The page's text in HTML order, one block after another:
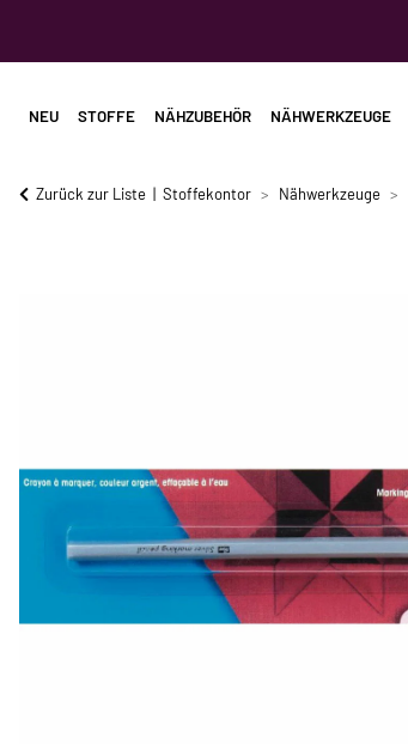
NEU STOFFE NÄHZUBEHÖR NÄHWERKZEUGE
Zurück zur Liste Stoffekontor Nähwerkzeuge